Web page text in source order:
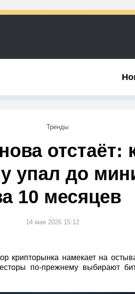
Тренды
отстаёт:
упал до
10 месяцев
14 мая 2026 15:12
крипторынка намекает на
по-прежнему выбирают